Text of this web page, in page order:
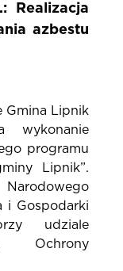
Realizacja
azbestu
Gmina Lipnik
wykonanie
programu
Lipnik”.
i Gospodarki
udziale
Ochrony